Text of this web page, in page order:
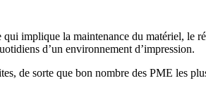
qui implique la maintenance du matériel, le
d’un environnement d’impression.
de sorte que bon nombre des PME les